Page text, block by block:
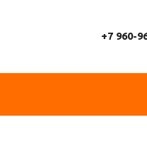
+7 960-